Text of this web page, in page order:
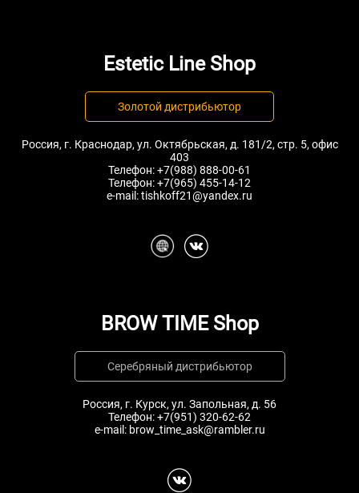
Estetic Line Shop
Золотой дистрибьютор
Россия, г. Краснодар, ул. Октябрьская, д. 181/2, стр. 5, офис
403
Телефон:+7(988) 888-00-61
Телефон:+7(965) 455-14-12
e-mail:tishkoff21@yandex.ru
BROW TIME Shop
Серебряный дистрибьютор
Россия, г. Курск, ул. Запольная, д. 56
Телефон:+7(951) 320-62-62
e-mail: brow_time_ask@rambler.ru